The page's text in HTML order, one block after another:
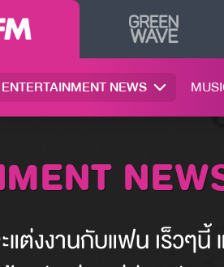
ENTERTAINMENT NEWS
ต่งงานกับแฟน เร็วๆ